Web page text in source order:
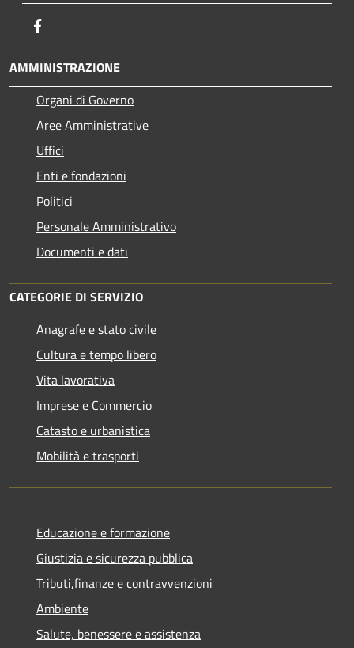
AMMINISTRAZIONE
Organi di Governo
Aree Amministrative
Uffici
Enti e fondazioni
Politici
Personale Amministrativo
Documenti e dati
CATEGORIE DI SERVIZIO
Anagrafe e stato civile
Cultura e tempo libero
Vita lavorativa
Imprese e Commercio
Catasto e urbanistica
Mobilità e trasporti
Educazione e formazione
Giustizia e sicurezza pubblica
Tributi,finanze e contravvenzioni
Ambiente
Salute, benessere e assistenza